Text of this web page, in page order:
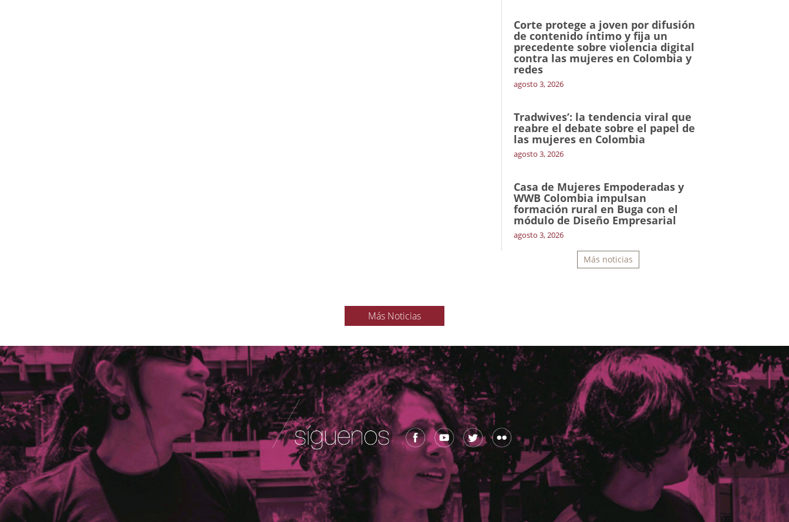
Corte protege a joven por difusión
de contenido íntimo y fija un
precedente sobre violencia digital
contra las mujeres en Colombia y
redes
agosto 3, 2026
Tradwives’: la tendencia viral que
reabre el debate sobre el papel de
las mujeres en Colombia
agosto 3, 2026
Casa de Mujeres Empoderadas y
WWB Colombia impulsan
formación rural en Buga con el
módulo de Diseño Empresarial
agosto 3, 2026
Más noticias
Más Noticias